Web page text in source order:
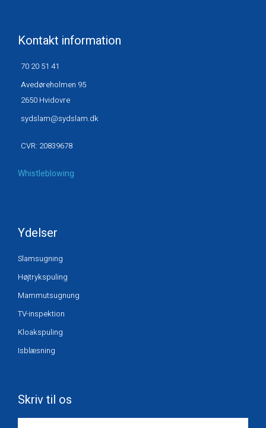
Kontakt information
70 20 51 41
Avedøreholmen 95
2650 Hvidovre
sydslam@sydslam.dk
CVR: 20839678
Whistleblowing
Ydelser
Slamsugning
Højtrykspuling
Mammutsugnung
TV-inspektion
Kloakspuling
Isblæsning
Skriv til os